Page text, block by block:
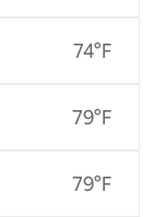
74°F
79°F
79°F